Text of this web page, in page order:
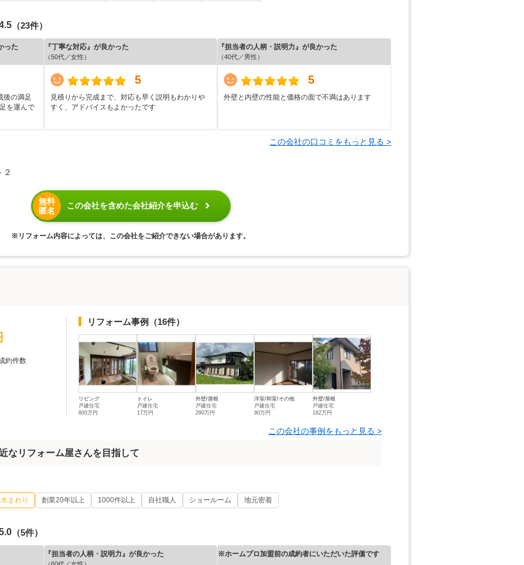
（23件）
った
後の満足
を運んで
『丁寧な対応』が良かった
（50代／女性）
5
見積りから完成まで、対応も早く説明もわかりや
すく、アドバイスもよかったです
『担当者の人柄・説明力』が良かった
（40代／男性）
5
外壁と内壁の性能と価格の面で不満はあります
この会社の口コミをもっと見る >
２
無料
匿名
この会社を含めた会社紹介を申込む
※リフォーム内容によっては、この会社をご紹介できない場合があります。
約件数
リフォーム事例 （16件）
リビング
戸建住宅
800万円
トイレ
戸建住宅
17万円
外壁/屋根
戸建住宅
290万円
洋室/和室/その他
戸建住宅
90万円
外壁/屋根
戸建住宅
182万円
この会社の事例をもっと見る >
なリフォーム屋さんを目指して
水まわり 創業20年以上 1000件以上 自社職人 ショールーム 地元密着
（5件）
『担当者の人柄・説明力』が良かった ※ホームプロ加盟前の成約者にいただいた評価です